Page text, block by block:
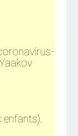
enfants).